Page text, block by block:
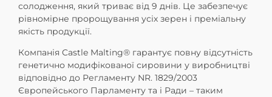
солодження, який триває від 9 днів. Це забезпечує
рівномірне пророщування усіх зерен і преміальну
якість продукції.
Компанія Castle Malting® гарантує повну відсутність
генетично модифікованої сировини у виробництві
відповідно до Регламенту NR. 1829/2003
Європейського Парламенту та і Ради – таким